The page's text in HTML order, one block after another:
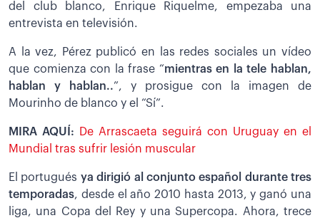
del club blanco, Enrique Riquelme, empezaba una
entrevista en televisión.
A la vez, Pérez publicó en las redes sociales un vídeo
que comienza con la frase “mientras en la tele hablan,
hablan y hablan..”, y prosigue con la imagen de
Mourinho de blanco y el “Sí”.
MIRA AQUÍ:
De Arrascaeta seguirá con Uruguay en el
Mundial tras sufrir lesión muscular
El portugués ya dirigió al conjunto español durante tres
temporadas, desde el año 2010 hasta 2013, y ganó una
liga, una Copa del Rey y una Supercopa. Ahora, trece